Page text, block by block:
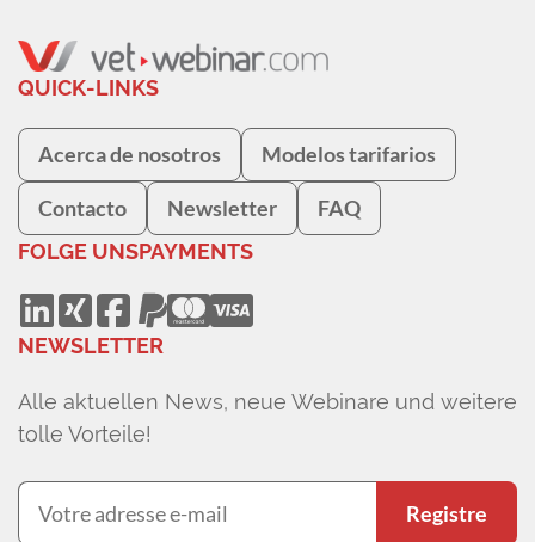
QUICK-LINKS
Acerca de nosotros Modelos tarifarios
Contacto Newsletter FAQ
FOLGE UNSPAYMENTS
NEWSLETTER
Alle aktuellen News, neue Webinare und weitere
tolle Vorteile!
Registre